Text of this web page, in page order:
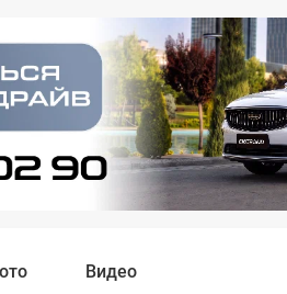
Видео